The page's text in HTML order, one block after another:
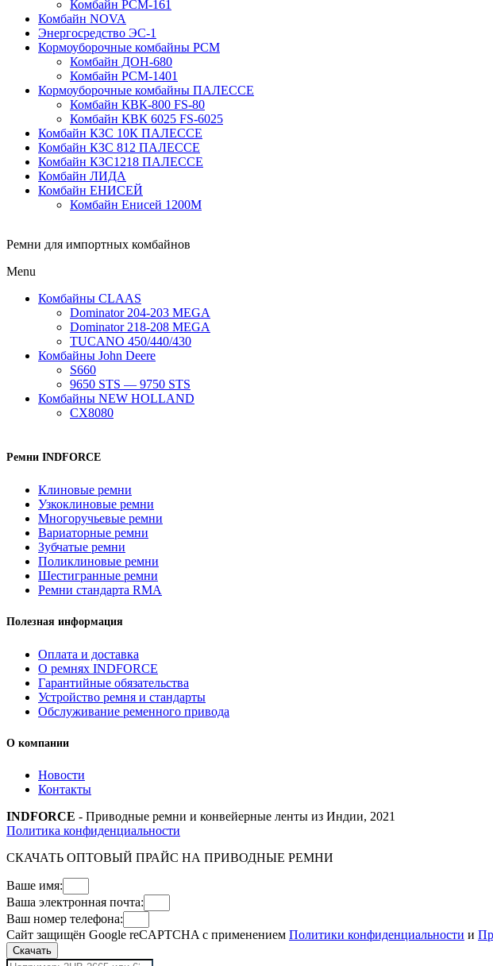
Комбайн РСМ-161
Комбайн NOVA
Энергосредство ЭС-1
Кормоуборочные комбайны РСМ
Комбайн ДОН-680
Комбайн РСМ-1401
Кормоуборочные комбайны ПАЛЕССЕ
Комбайн КВК-800 FS-80
Комбайн КВК 6025 FS-6025
Комбайн КЗС 10К ПАЛЕССЕ
Комбайн КЗС 812 ПАЛЕССЕ
Комбайн КЗС1218 ПАЛЕССЕ
Комбайн ЛИДА
Комбайн ЕНИСЕЙ
Комбайн Енисей 1200М
Ремни для импортных комбайнов
Menu
Комбайны CLAAS
Dominator 204-203 MEGA
Dominator 218-208 MEGA
TUCANO 450/440/430
Комбайны John Deere
S660
9650 STS — 9750 STS
Комбайны NEW HOLLAND
CX8080
Ремни INDFORCE
Клиновые ремни
Узкоклиновые ремни
Многоручьевые ремни
Вариаторные ремни
Зубчатые ремни
Поликлиновые ремни
Шестигранные ремни
Ремни стандарта RMA
Полезная информация
Оплата и доставка
О ремнях INDFORCE
Гарантийные обязательства
Устройство ремня и стандарты
Обслуживание ременного привода
О компании
Новости
Контакты
INDFORCE - Приводные ремни и конвейерные ленты из Индии, 2021
Политика конфиденциальности
СКАЧАТЬ ОПТОВЫЙ ПРАЙС НА ПРИВОДНЫЕ РЕМНИ
Ваше имя:
Ваша электронная почта:
Ваш номер телефона:
Сайт защищён Google reCAPTCHA с применением Политики конфиденциальности и
Скачать